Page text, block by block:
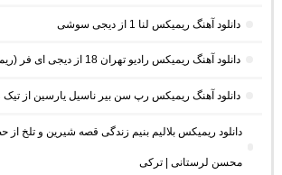
دانلود آهنگ ریمیکس لنا 1 از دیجی سوشی
دانلود آهنگ ریمیکس رادیو تهران 18 از دیجی ای فر (ریمیکس طولانی خفن)
دانلود آهنگ ریمیکس رپ سن بیر ناسیل یارسین از
دانلود ریمیکس بلالیم بنیم زندگی قصه شیرین و تلخ
محسن لرستانی | ترکی